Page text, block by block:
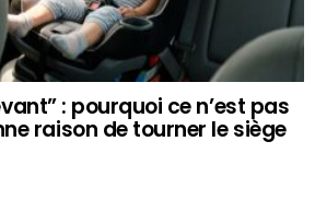
: pourquoi ce n’est pas
raison de tourner le siège